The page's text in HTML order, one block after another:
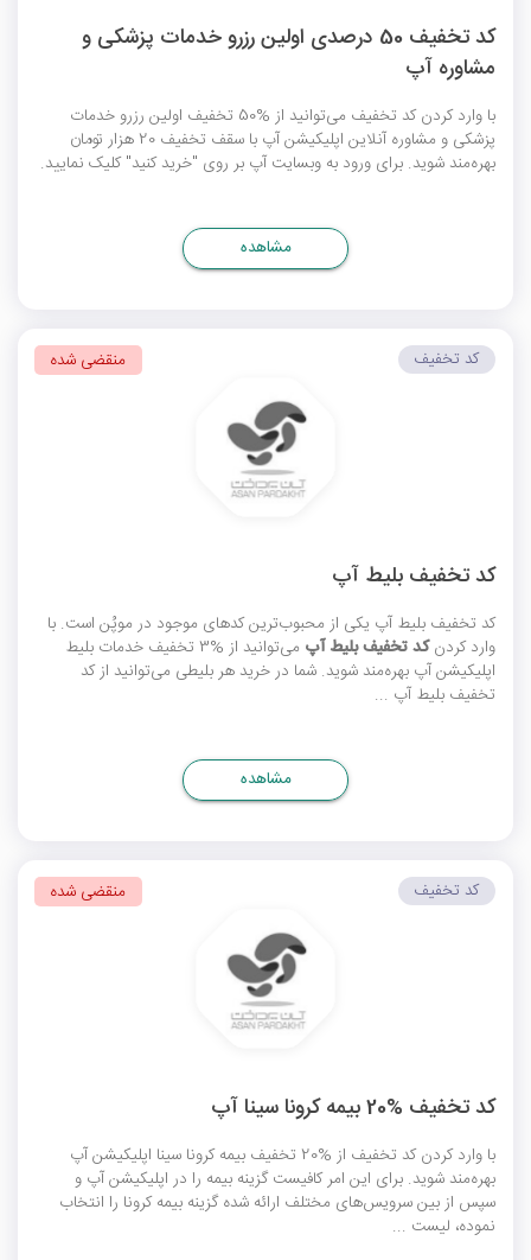
کد تخفیف 50 درصدی اولین رزرو خدمات پزشکی و
مشاوره آپ
با وارد کردن کد تخفیف می‌توانید از %50 تخفیف اولین رزرو خدمات
پزشکی و مشاوره آنلاین اپلیکیشن آپ با سقف تخفیف 20 هزار تومان
بهره‌مند شوید. برای ورود به وبسایت آپ بر روی "خرید کنید" کلیک نمایید.
مشاهده
کد تخفیف بلیط آپ
کد تخفیف بلیط آپ یکی از محبوب‌ترین کدهای موجود در موپُن است. با
وارد کردنکد تخفیف بلیط آپ
می‌توانید از %3 تخفیف خدمات بلیط
اپلیکیشن آپ بهره‌مند شوید. شما در خرید هر بلیطی می‌توانید از کد
تخفیف بلیط آپ ...
کد تخفیف منقضی شده
مشاهده
کد تخفیف %20 بیمه کرونا سینا آپ
با وارد کردن کد تخفیف از %20 تخفیف بیمه کرونا سینا اپلیکیشن آپ
بهره‌مند شوید. برای این امر کافیست گزینه بیمه را در اپلیکیشن آپ و
سپس از بین سرویس‌های مختلف ارائه شده گزینه بیمه کرونا را انتخاب
نموده، لیست ...
کد تخفیف منقضی شده